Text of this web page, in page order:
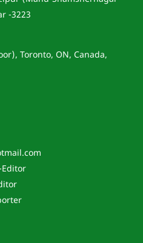
-3223
Toronto, ON, Canada,
Editor